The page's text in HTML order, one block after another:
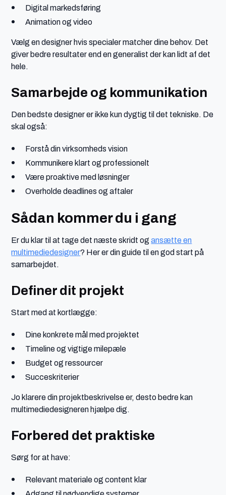
Digital markedsføring
Animation og video
Vælg en designer hvis specialer matcher dine behov. Det
giver bedre resultater end en generalist der kan lidt af det
hele.
Samarbejde og kommunikation
Den bedste designer er ikke kun dygtig til det tekniske. De
skal også:
Forstå din virksomheds vision
Kommunikere klart og professionelt
Være proaktive med løsninger
Overholde deadlines og aftaler
Sådan kommer du i gang
Er du klar til at tage det næste skridt ogansætte en
multimediedesigner? Her er din guide til en god start på
samarbejdet.
Definer dit projekt
Start med at kortlægge:
Dine konkrete mål med projektet
Timeline og vigtige milepæle
Budget og ressourcer
Succeskriterier
Jo klarere din projektbeskrivelse er, desto bedre kan
multimediedesigneren hjælpe dig.
Forbered det praktiske
Sørg for at have:
Relevant materiale og content klar